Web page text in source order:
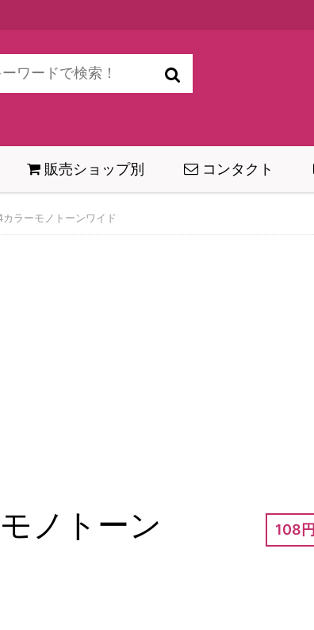
販売ショップ別 コンタクト
ラーモノトーンワイド
ノトーン
108円